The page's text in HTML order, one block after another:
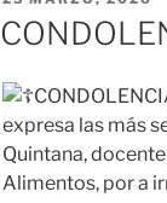
EL
expresa las más
Quintana,
Alimentos, por a